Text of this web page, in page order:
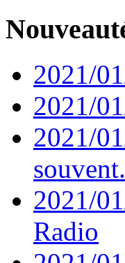
2021/
2021/
2021/
souvent.
2021/
Radio